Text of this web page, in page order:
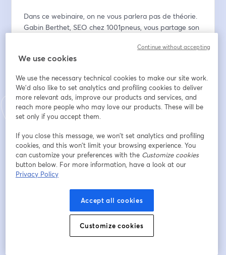
Dans ce webinaire, on ne vous parlera pas de théorie.
Gabin Berthet, SEO chez 1001pneus, vous partage son
30 000 URLs en cannibalisation via une simple regex,
injecté du maillage dynamique sans intervention dev,
Avec des chiffres à l'appui.
Romain enchaîne avec une démo live : création de
pages "Fan out" à partir de facettes, injection de règles
Markdown pour les crawlers IA.
On terminera sur ce que ça implique pour notre métier
: le SEO comme orchestrateur de données, au cœur
En vous inscrivant, vous acceptez que votre adresse e-
mail soit utilisée pour vous transmettre les informations
relatives à cet événement ainsi que, le cas échéant,
d’autres communications de notre part et de notre
We use cookies
We use the necessary technical cookies to make our site work.
We'd also like to set analytics and profiling cookies to deliver
more relevant ads, improve our products and services, and
reach more people who may love our products. These will be
set only if you accept them.
If you close this message, we won’t set analytics and profiling
cookies, and this won’t limit your browsing experience. You
can customize your preferences with the Customize cookies
button below. For more information, have a look at our
Privacy Policy
Accept all cookies
Customize cookies
Continue without accepting